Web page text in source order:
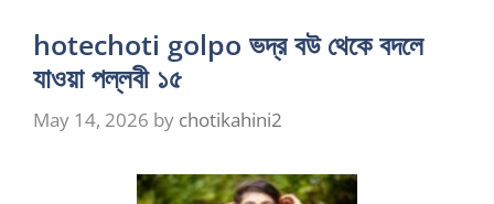
hotechoti golpo ভদ্র বউ থেকে বদলে
যাওয়া পল্লবী ১৫
May 14, 2026 by chotikahini2